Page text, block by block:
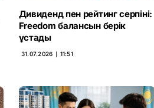
Дивиденд пен рейтинг серпіні:
Freedom балансын берік
ұстады
31.07.2026 ∣ 11:51